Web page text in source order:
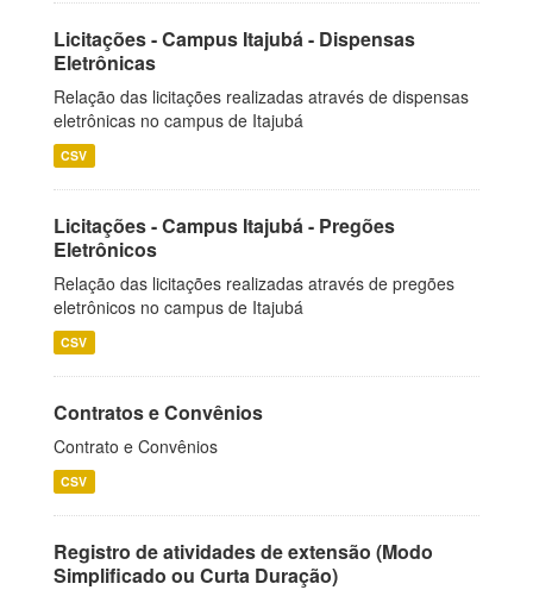
Licitações - Campus Itajubá - Dispensas
Eletrônicas
Relação das licitações realizadas através de dispensas
eletrônicas no campus de Itajubá
CSV
Licitações - Campus Itajubá - Pregões
Eletrônicos
Relação das licitações realizadas através de pregões
eletrônicos no campus de Itajubá
CSV
Contratos e Convênios
Contrato e Convênios
CSV
Registro de atividades de extensão (Modo
Simplificado ou Curta Duração)